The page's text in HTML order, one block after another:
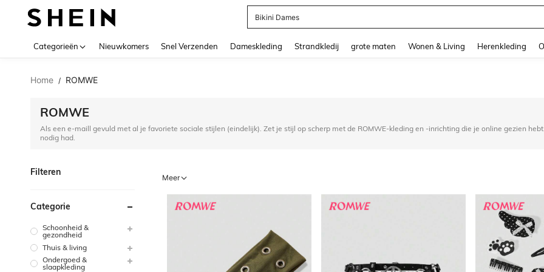
Bikini Dames
Categorieën Nieuwkomers Snel Verzenden Dameskleding Strandkledij grote maten Wonen & Living Herenkleding
Home / ROMWE
ROMWE
Als een e-maill gevuld met al je favoriete sociale stijlen (eindelijk). Zet je stijl op scherp met de ROMWE-kleding en -inrichting die je online gezien
nodig had.
Filteren
Categorie
Schoonheid &
gezondheid
Thuis & living
Ondergoed &
slaapkleding
Meer